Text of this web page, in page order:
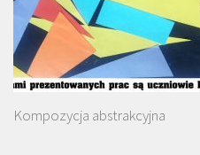
Kompozycja abstrakcyjna